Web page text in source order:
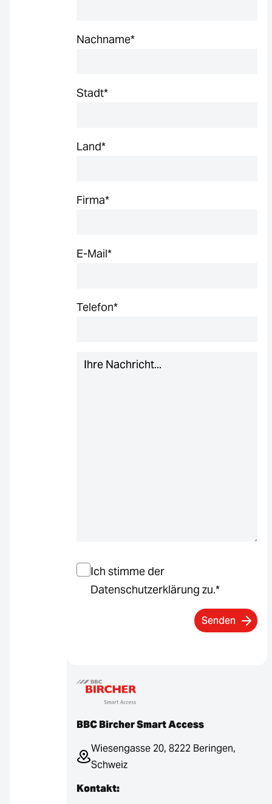
Nachname*
Stadt*
Land*
Firma*
E-Mail*
Telefon*
Nachricht
Einwilligung*
Ich stimme der
Datenschutzerklärung zu.*
BBC Bircher Smart Access
Wiesengasse 20, 8222 Beringen,
Schweiz
Kontakt: